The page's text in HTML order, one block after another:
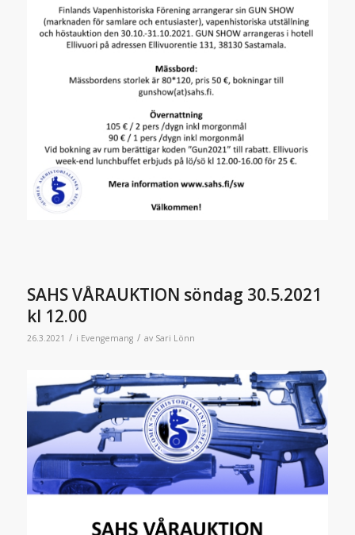
SAHS VÅRAUKTION söndag 30.5.2021
kl 12.00
26.3.2021 / i Evengemang / av Sari Lönn